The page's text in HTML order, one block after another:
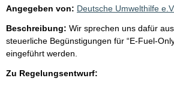
Angegeben von: Deutsche Umwelthilfe e.V.
Beschreibung: Wir sprechen uns dafür
steuerliche Begünstigungen für “E-Fuel-
eingeführt werden.
Zu Regelungsentwurf: